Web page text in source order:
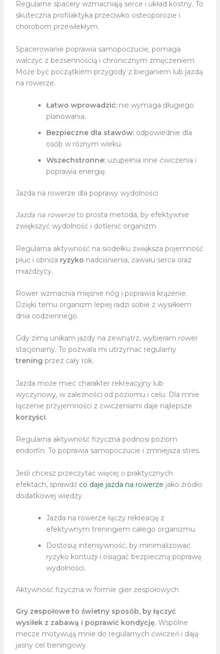
Regularne spacery wzmacniają serce i układ kostny. To
skuteczna profilaktyka przeciwko osteoporozie i
chorobom przewlekłym.
Spacerowanie poprawia samopoczucie, pomaga
walczyć z bezsennością i chronicznym zmęczeniem.
Może być początkiem przygody z bieganiem lub jazdą
na rowerze.
Łatwo wprowadzić:nie wymaga długiego
planowania.
Bezpieczne dla stawów:odpowiednie dla
osób w różnym wieku.
Wszechstronne:uzupełnia inne ćwiczenia i
poprawia energię.
Jazda na rowerze dla poprawy wydolności
Jazda na rowerzeto prosta metoda, by efektywnie
zwiększyć wydolność i dotlenić organizm.
Regularna aktywność na siodełku zwiększa pojemność
płuc i obniża ryzyko nadciśnienia, zawału serca oraz
miażdżycy.
Rower wzmacnia mięśnie nóg i poprawia krążenie.
Dzięki temu organizm lepiej radzi sobie z wysiłkiem
dnia codziennego.
Gdy zimą unikam jazdy na zewnątrz, wybieram rower
stacjonarny. To pozwala mi utrzymać regularny
trening przez cały rok.
Jazda może mieć charakter rekreacyjny lub
wyczynowy, w zależności od poziomu i celu. Dla mnie
łączenie przyjemności z ćwiczeniami daje najlepsze
korzyści.
Regularna aktywność fizyczna podnosi poziom
endorfin. To poprawia samopoczucie i zmniejsza stres.
Jeśli chcesz przeczytać więcej o praktycznych
efektach, sprawdź co daje jazda na rowerze jako źródło
dodatkowej wiedzy.
Jazda na rowerze łączy rekreację z
efektywnym treningiem całego organizmu.
Dostosuj intensywność, by minimalizować
ryzyko kontuzji i osiągać bezpieczną poprawę
wydolności.
Aktywność fizyczna w formie gier zespołowych
Gry zespołowe to świetny sposób, by łączyć
wysiłek z zabawą i poprawić kondycję.Wspólne
mecze motywują mnie do regularnych ćwiczeń i dają
jasny cel treningowy.